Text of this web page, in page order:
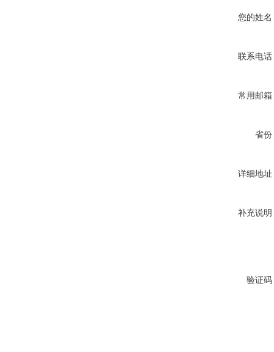
您的姓名
联系电话
常用邮箱
省份
详细地址
补充说明
验证码